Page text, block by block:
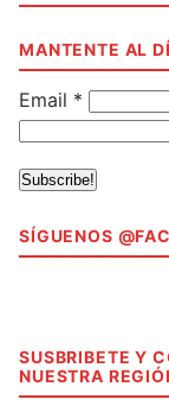
MANTENTE AL
Email *
SÍGUENOS
SUSBRIBETE Y
NUESTRA